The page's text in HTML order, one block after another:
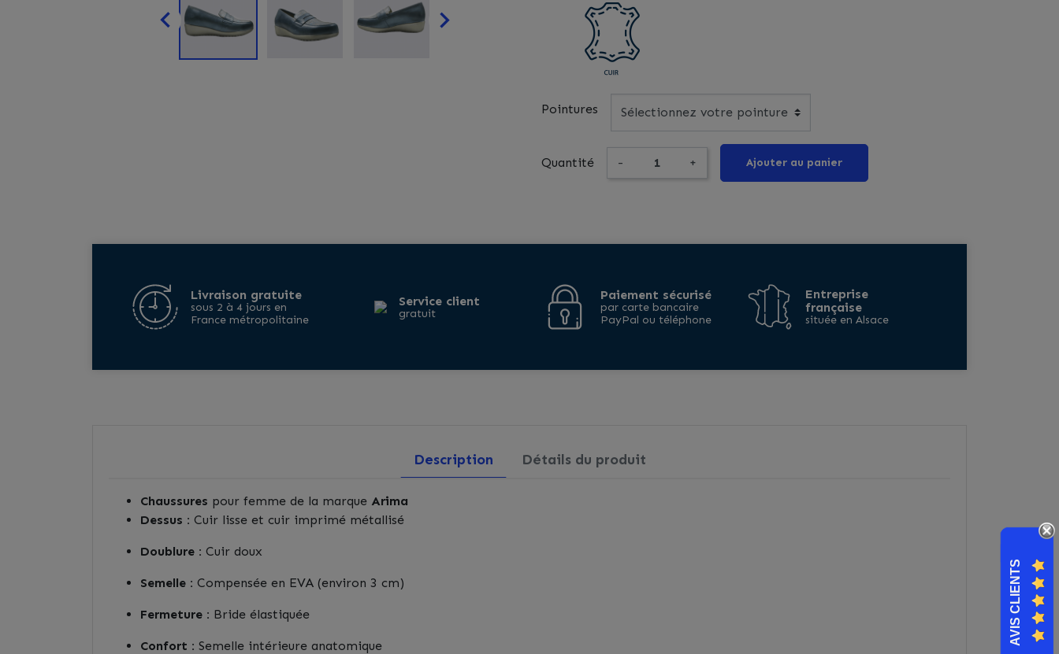
 
Pointures
Quantité - + Ajouter au panier
Livraison gratuite
sous 2 à 4 jours en
France métropolitaine
Service client
gratuit
Paiement sécurisé
par carte bancaire
PayPal ou téléphone
Entreprise
française
située en Alsace
Description Détails du produit
Chaussures pour femme de la marque Arima
Dessus : Cuir lisse et cuir imprimé métallisé
Doublure : Cuir doux
Semelle : Compensée en EVA (environ 3 cm)
Fermeture : Bride élastiquée
Confort : Semelle intérieure anatomique AVIS CLIENTS